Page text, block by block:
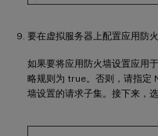
要在虚拟服务器上配置应用防
如果要将应用防火墙设置应用
略规则为 true。否则，请指定
墙设置的请求子集。接下来，